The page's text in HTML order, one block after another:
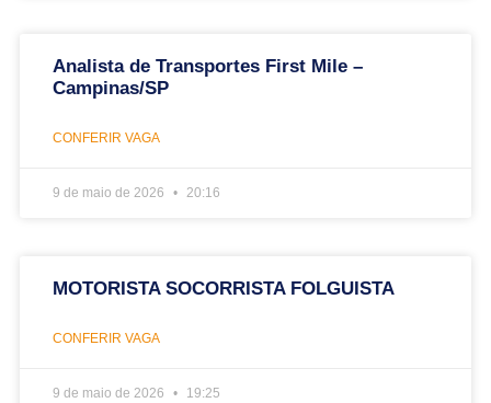
Analista de Transportes First Mile –
Campinas/SP
CONFERIR VAGA
9 de maio de 2026 20:16
MOTORISTA SOCORRISTA FOLGUISTA
CONFERIR VAGA
9 de maio de 2026 19:25